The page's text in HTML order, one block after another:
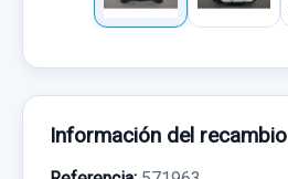
Información del recambio